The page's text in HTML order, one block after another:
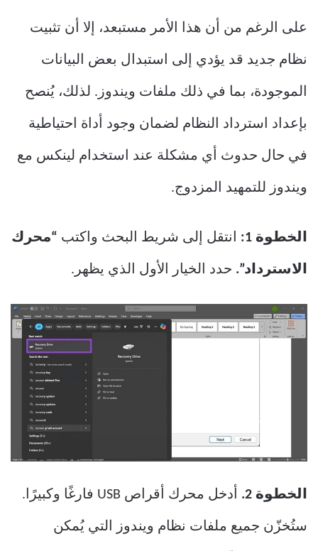
على الرغم من أن هذا الأمر مستبعد، إلا أن تثبيت
نظام جديد قد يؤدي إلى استبدال بعض البيانات
الموجودة، بما في ذلك ملفات ويندوز. لذلك، يُنصح
بإعداد استرداد النظام لضمان وجود أداة احتياطية
في حال حدوث أي مشكلة عند استخدام لينكس مع
ويندوز للتمهيد المزدوج.
الخطوة 1: انتقل إلى شريط البحث واكتب “محرك
الاسترداد”. حدد الخيار الأول الذي يظهر.
الخطوة 2. أدخل محرك أقراص USB فارغًا وكبيرًا.
ستُخزّن جميع ملفات نظام ويندوز التي يُمكن